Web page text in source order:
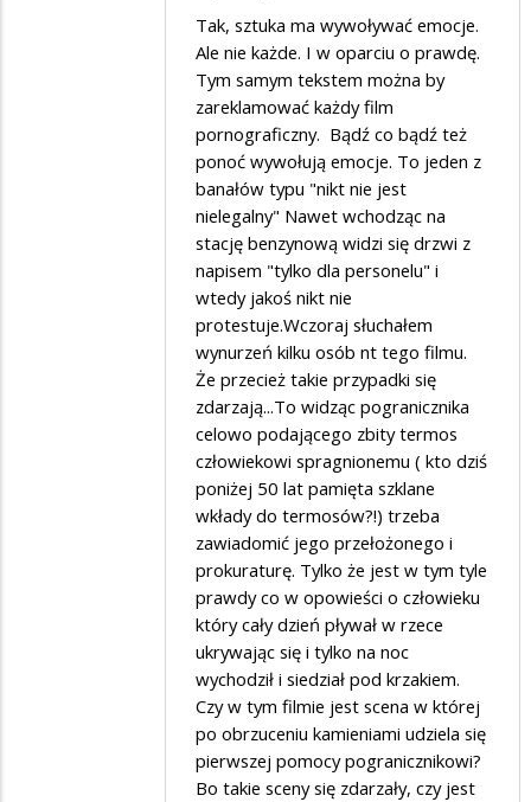
Tak, sztuka ma wywoływać emocje.
Ale nie każde. I w oparciu o prawdę.
Tym samym tekstem można by
zareklamować każdy film
pornograficzny. Bądź co bądź też
ponoć wywołują emocje. To jeden z
banałów typu "nikt nie jest
nielegalny" Nawet wchodząc na
stację benzynową widzi się drzwi z
napisem "tylko dla personelu" i
wtedy jakoś nikt nie
protestuje.Wczoraj słuchałem
wynurzeń kilku osób nt tego filmu.
Że przecież takie przypadki się
zdarzają...To widząc pogranicznika
celowo podającego zbity termos
człowiekowi spragnionemu ( kto dziś
poniżej 50 lat pamięta szklane
wkłady do termosów?!) trzeba
zawiadomić jego przełożonego i
prokuraturę. Tylko że jest w tym tyle
prawdy co w opowieści o człowieku
który cały dzień pływał w rzece
ukrywając się i tylko na noc
wychodził i siedział pod krzakiem.
Czy w tym filmie jest scena w której
po obrzuceniu kamieniami udziela się
pierwszej pomocy pogranicznikowi?
Bo takie sceny się zdarzały, czy jest